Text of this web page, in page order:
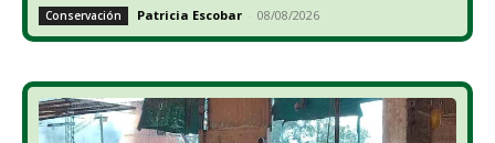
Conservación Patricia Escobar - 08/08/2026